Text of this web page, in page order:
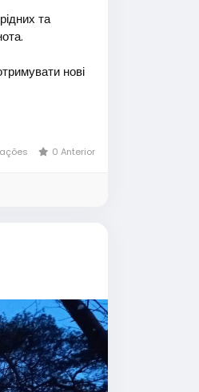
та
нові
0 Anterior